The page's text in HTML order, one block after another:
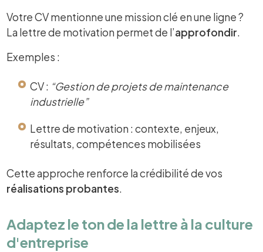
Votre CV mentionne une mission clé en une ligne ?
La lettre de motivation permet de l’approfondir.
Exemples :
CV : “Gestion de projets de maintenance
industrielle”
Lettre de motivation : contexte, enjeux,
résultats, compétences mobilisées
Cette approche renforce la crédibilité de vos
réalisations probantes.
Adaptez le ton de la lettre à la culture
d'entreprise